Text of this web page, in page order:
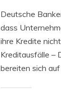
Deutsche
dass
ihre Kredite
Kreditausfälle –
bereiten sich auf